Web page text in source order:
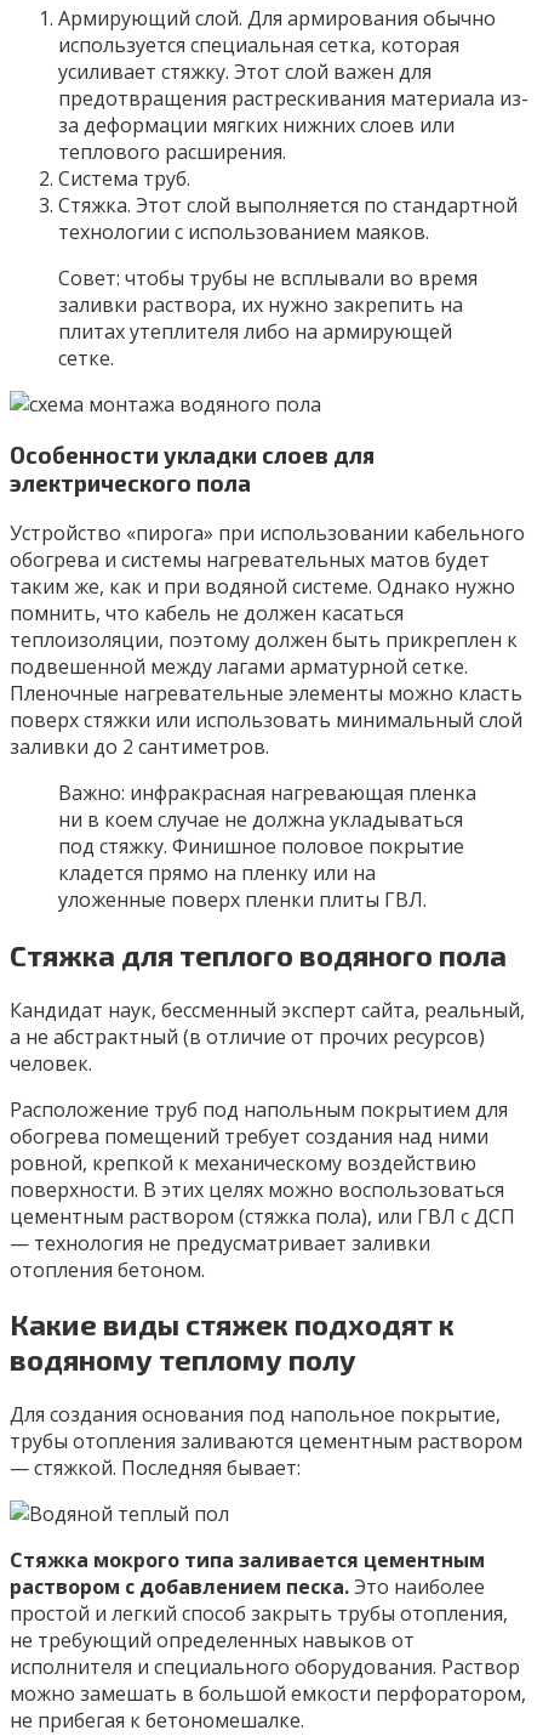
Армирующий слой. Для армирования обычно
используется специальная сетка, которая
усиливает стяжку. Этот слой важен для
предотвращения растрескивания материала из-
за деформации мягких нижних слоев или
теплового расширения.
Система труб.
Стяжка. Этот слой выполняется по стандартной
технологии с использованием маяков.
Совет: чтобы трубы не всплывали во время
заливки раствора, их нужно закрепить на
плитах утеплителя либо на армирующей
сетке.
Особенности укладки слоев для
электрического пола
Устройство «пирога» при использовании кабельного
обогрева и системы нагревательных матов будет
таким же, как и при водяной системе. Однако нужно
помнить, что кабель не должен касаться
теплоизоляции, поэтому должен быть прикреплен к
подвешенной между лагами арматурной сетке.
Пленочные нагревательные элементы можно класть
поверх стяжки или использовать минимальный слой
заливки до 2 сантиметров.
Важно: инфракрасная нагревающая пленка
ни в коем случае не должна укладываться
под стяжку. Финишное половое покрытие
кладется прямо на пленку или на
уложенные поверх пленки плиты ГВЛ.
Стяжка для теплого водяного пола
Кандидат наук, бессменный эксперт сайта, реальный,
а не абстрактный (в отличие от прочих ресурсов)
человек.
Расположение труб под напольным покрытием для
обогрева помещений требует создания над ними
ровной, крепкой к механическому воздействию
поверхности. В этих целях можно воспользоваться
цементным раствором (стяжка пола), или ГВЛ с ДСП
— технология не предусматривает заливки
отопления бетоном.
Какие виды стяжек подходят к
водяному теплому полу
Для создания основания под напольное покрытие,
трубы отопления заливаются цементным раствором
— стяжкой. Последняя бывает:
Стяжка мокрого типа заливается цементным
раствором с добавлением песка.Это наиболее
простой и легкий способ закрыть трубы отопления,
не требующий определенных навыков от
исполнителя и специального оборудования. Раствор
можно замешать в большой емкости перфоратором,
не прибегая к бетономешалке.